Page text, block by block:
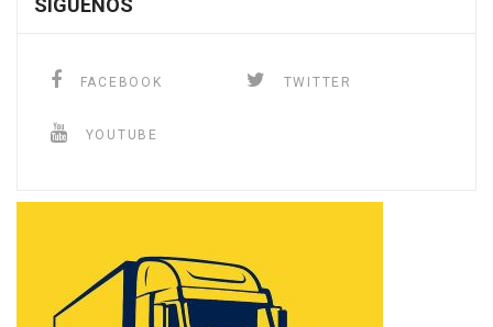
SÍGUENOS
FACEBOOK TWITTER
YOUTUBE